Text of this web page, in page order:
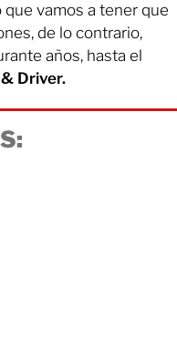
vamos a tener que
de lo contrario,
años, hasta el
Driver.